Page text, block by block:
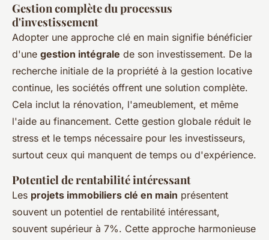
Gestion complète du processus
d'investissement
Adopter une approche clé en main signifie bénéficier
d'une gestion intégrale de son investissement. De la
recherche initiale de la propriété à la gestion locative
continue, les sociétés offrent une solution complète.
Cela inclut la rénovation, l'ameublement, et même
l'aide au financement. Cette gestion globale réduit le
stress et le temps nécessaire pour les investisseurs,
surtout ceux qui manquent de temps ou d'expérience.
Potentiel de rentabilité intéressant
Les projets immobiliers clé en main présentent
souvent un potentiel de rentabilité intéressant,
souvent supérieur à 7%. Cette approche harmonieuse